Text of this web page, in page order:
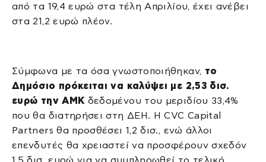
από τα 19,4 ευρώ στα τέλη Απριλίου, έχει ανέβει
στα 21,2 ευρώ πλέον.
Σύμφωνα με τα όσα γνωστοποιήθηκαν, το
Δημόσιο πρόκειται να καλύψει με 2,53 δισ.
ευρώ την ΑΜΚ δεδομένου του μεριδίου 33,4%
που θα διατηρήσει στη ΔΕΗ. Η CVC Capital
Partners θα προσθέσει 1,2 δισ., ενώ άλλοι
επενδυτές θα χρειαστεί να προσφέρουν σχεδόν
1,5 δισ. ευρώ για να συμπληρωθεί το τελικό